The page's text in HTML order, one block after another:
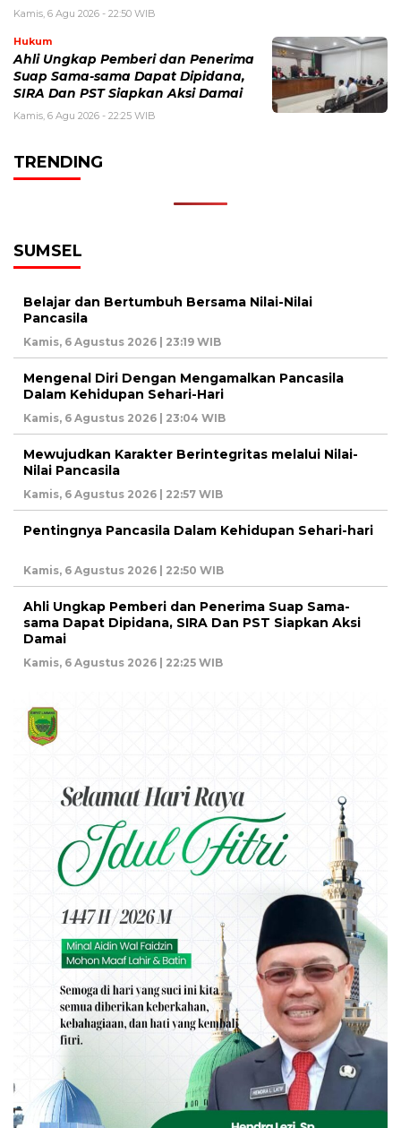
Kamis, 6 Agu 2026 - 22:50 WIB
Hukum
Ahli Ungkap Pemberi dan Penerima
Suap Sama-sama Dapat Dipidana,
SIRA Dan PST Siapkan Aksi Damai
Kamis, 6 Agu 2026 - 22:25 WIB
TRENDING
SUMSEL
Belajar dan Bertumbuh Bersama Nilai-Nilai
Pancasila
Kamis, 6 Agustus 2026 | 23:19 WIB
Mengenal Diri Dengan Mengamalkan Pancasila
Dalam Kehidupan Sehari-Hari
Kamis, 6 Agustus 2026 | 23:04 WIB
Mewujudkan Karakter Berintegritas melalui Nilai-
Nilai Pancasila
Kamis, 6 Agustus 2026 | 22:57 WIB
Pentingnya Pancasila Dalam Kehidupan Sehari-hari
Kamis, 6 Agustus 2026 | 22:50 WIB
Ahli Ungkap Pemberi dan Penerima Suap Sama-
sama Dapat Dipidana, SIRA Dan PST Siapkan Aksi
Damai
Kamis, 6 Agustus 2026 | 22:25 WIB